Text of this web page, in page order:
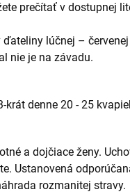
prečítať v dostupnej
ďateliny lúčnej –
nie je na závadu.
krát denne 20 - 25
a dojčiace ženy.
Ustanovená
rozmanitej stravy.